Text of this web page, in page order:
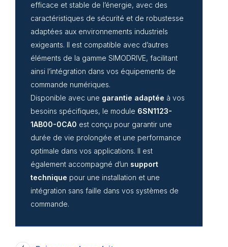
efficace et stable de l’énergie, avec des
caractéristiques de sécurité et de robustesse
adaptées aux environnements industriels
exigeants. Il est compatible avec d’autres
éléments de la gamme SIMODRIVE, facilitant
ainsi l’intégration dans vos équipements de
commande numériques.
Disponible avec une garantie adaptée à vos
besoins spécifiques, le module 6SN1123-
1AB00-0CA0 est conçu pour garantir une
durée de vie prolongée et une performance
optimale dans vos applications. Il est
également accompagné d’un support
technique pour une installation et une
intégration sans faille dans vos systèmes de
commande.